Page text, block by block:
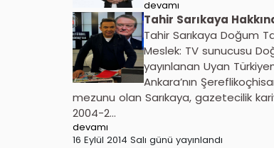
devamı
Tahir Sarıkaya
Tahir Sarıkaya Doğum
Meslek: TV sunucusu
yayınlanan Uyan
Ankara’nın
mezunu olan Sarıkaya, gazetecilik
2004-2...
devamı
16 Eylül 2014 Salı günü yayınlandı